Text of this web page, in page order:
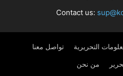
Contact us:
التحريرية تواصل معنا
من نحن